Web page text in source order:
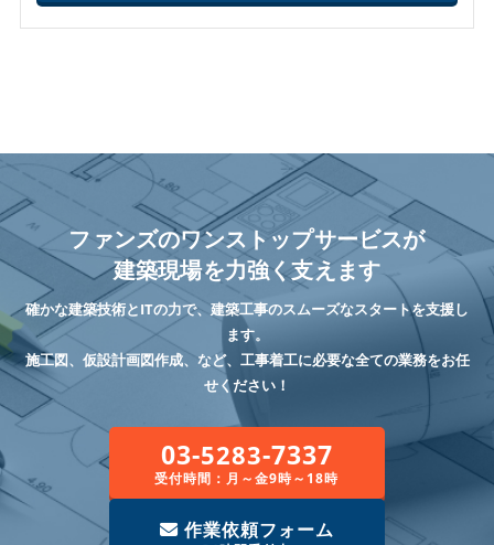
ファンズのワンストップサービスが
建築現場を力強く支えます
確かな建築技術とITの力で、建築工事のスムーズなスタートを支援し
ます。
施工図、仮設計画図作成、など、工事着工に必要な全ての業務をお任
せください！
03-5283-7337
受付時間：月～金9時～18時
作業依頼フォーム